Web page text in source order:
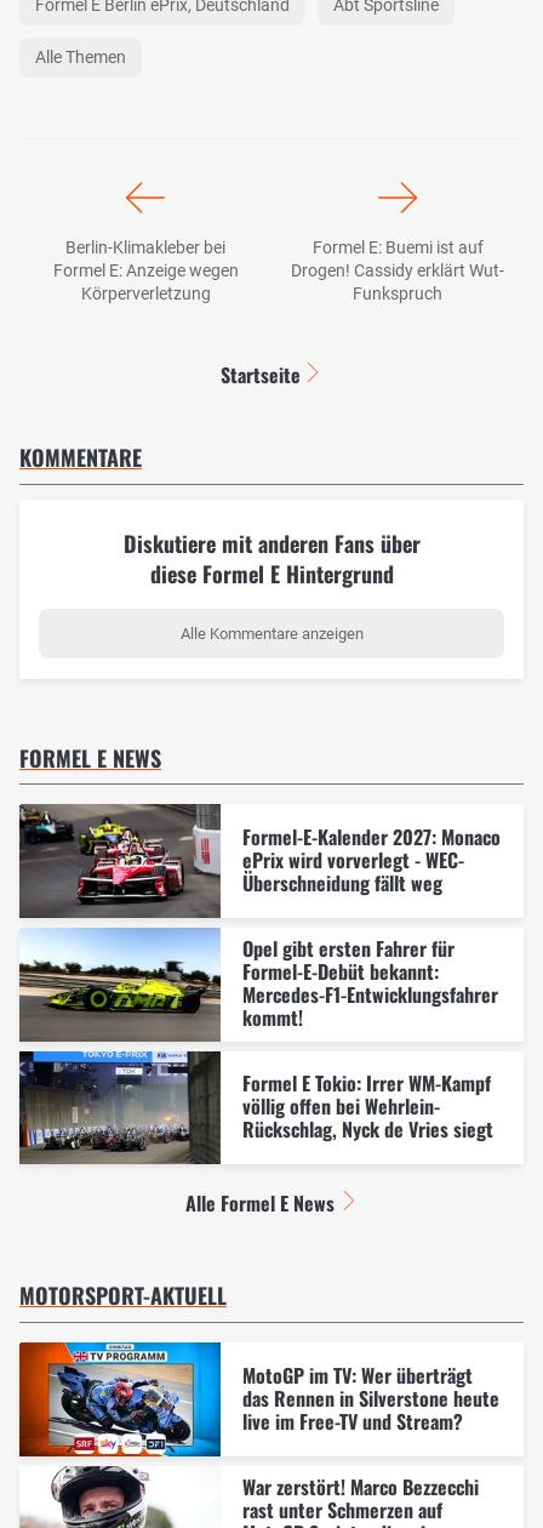
Formel E Berlin ePrix, Deutschland Abt Sportsline
Alle Themen
Berlin-Klimakleber bei
Formel E: Anzeige wegen
Körperverletzung
Formel E: Buemi ist auf
Drogen! Cassidy erklärt Wut-
Funkspruch
Startseite
KOMMENTARE
Diskutiere mit anderen Fans über
diese Formel E Hintergrund
Alle Kommentare anzeigen
FORMEL E NEWS
Formel-E-Kalender 2027: Monaco
ePrix wird vorverlegt - WEC-
Überschneidung fällt weg
Opel gibt ersten Fahrer für
Formel-E-Debüt bekannt:
Mercedes-F1-Entwicklungsfahrer
kommt!
Formel E Tokio: Irrer WM-Kampf
völlig offen bei Wehrlein-
Rückschlag, Nyck de Vries siegt
Alle Formel E News
MOTORSPORT-AKTUELL
MotoGP im TV: Wer überträgt
das Rennen in Silverstone heute
live im Free-TV und Stream?
War zerstört! Marco Bezzecchi
rast unter Schmerzen auf